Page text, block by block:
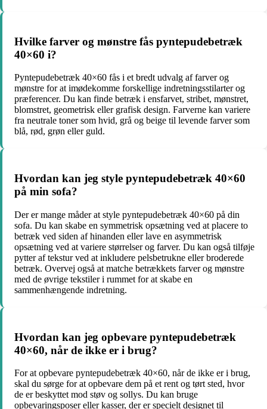
Hvilke farver og mønstre fås pyntepudebetræk
40×60 i?
Pyntepudebetræk 40×60 fås i et bredt udvalg af farver og
mønstre for at imødekomme forskellige indretningsstilarter og
præferencer. Du kan finde betræk i ensfarvet, stribet, mønstret,
blomstret, geometrisk eller grafisk design. Farverne kan variere
fra neutrale toner som hvid, grå og beige til levende farver som
blå, rød, grøn eller guld.
Hvordan kan jeg style pyntepudebetræk 40×60
på min sofa?
Der er mange måder at style pyntepudebetræk 40×60 på din
sofa. Du kan skabe en symmetrisk opsætning ved at placere to
betræk ved siden af ​​hinanden eller lave en asymmetrisk
opsætning ved at variere størrelser og farver. Du kan også tilføje
pytter af tekstur ved at inkludere pelsbetrukne eller broderede
betræk. Overvej også at matche betrækkets farver og mønstre
med de øvrige tekstiler i rummet for at skabe en
sammenhængende indretning.
Hvordan kan jeg opbevare pyntepudebetræk
40×60, når de ikke er i brug?
For at opbevare pyntepudebetræk 40×60, når de ikke er i brug,
skal du sørge for at opbevare dem på et rent og tørt sted, hvor
de er beskyttet mod støv og sollys. Du kan bruge
opbevaringsposer eller kasser, der er specielt designet til